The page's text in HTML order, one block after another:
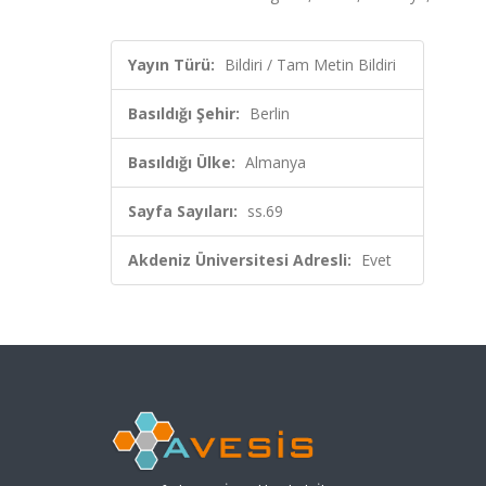
Yayın Türü: Bildiri / Tam Metin Bildiri
Basıldığı Şehir: Berlin
Basıldığı Ülke: Almanya
Sayfa Sayıları: ss.69
Akdeniz Üniversitesi Adresli: Evet